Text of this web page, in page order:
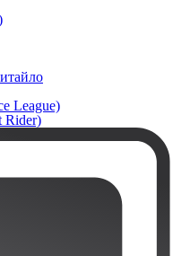
League)
Rider)